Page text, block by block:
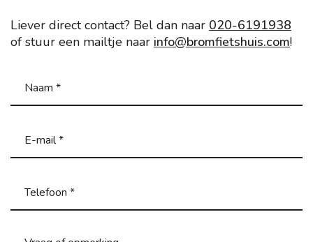
Liever direct contact? Bel dan naar 020-6191938
of stuur een mailtje naar info@bromfietshuis.com!